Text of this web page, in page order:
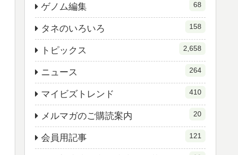
ゲノム編集 68
タネのいろいろ 158
トピックス 2,658
ニュース 264
マイビズトレンド 410
メルマガのご購読案内 20
会員用記事 121